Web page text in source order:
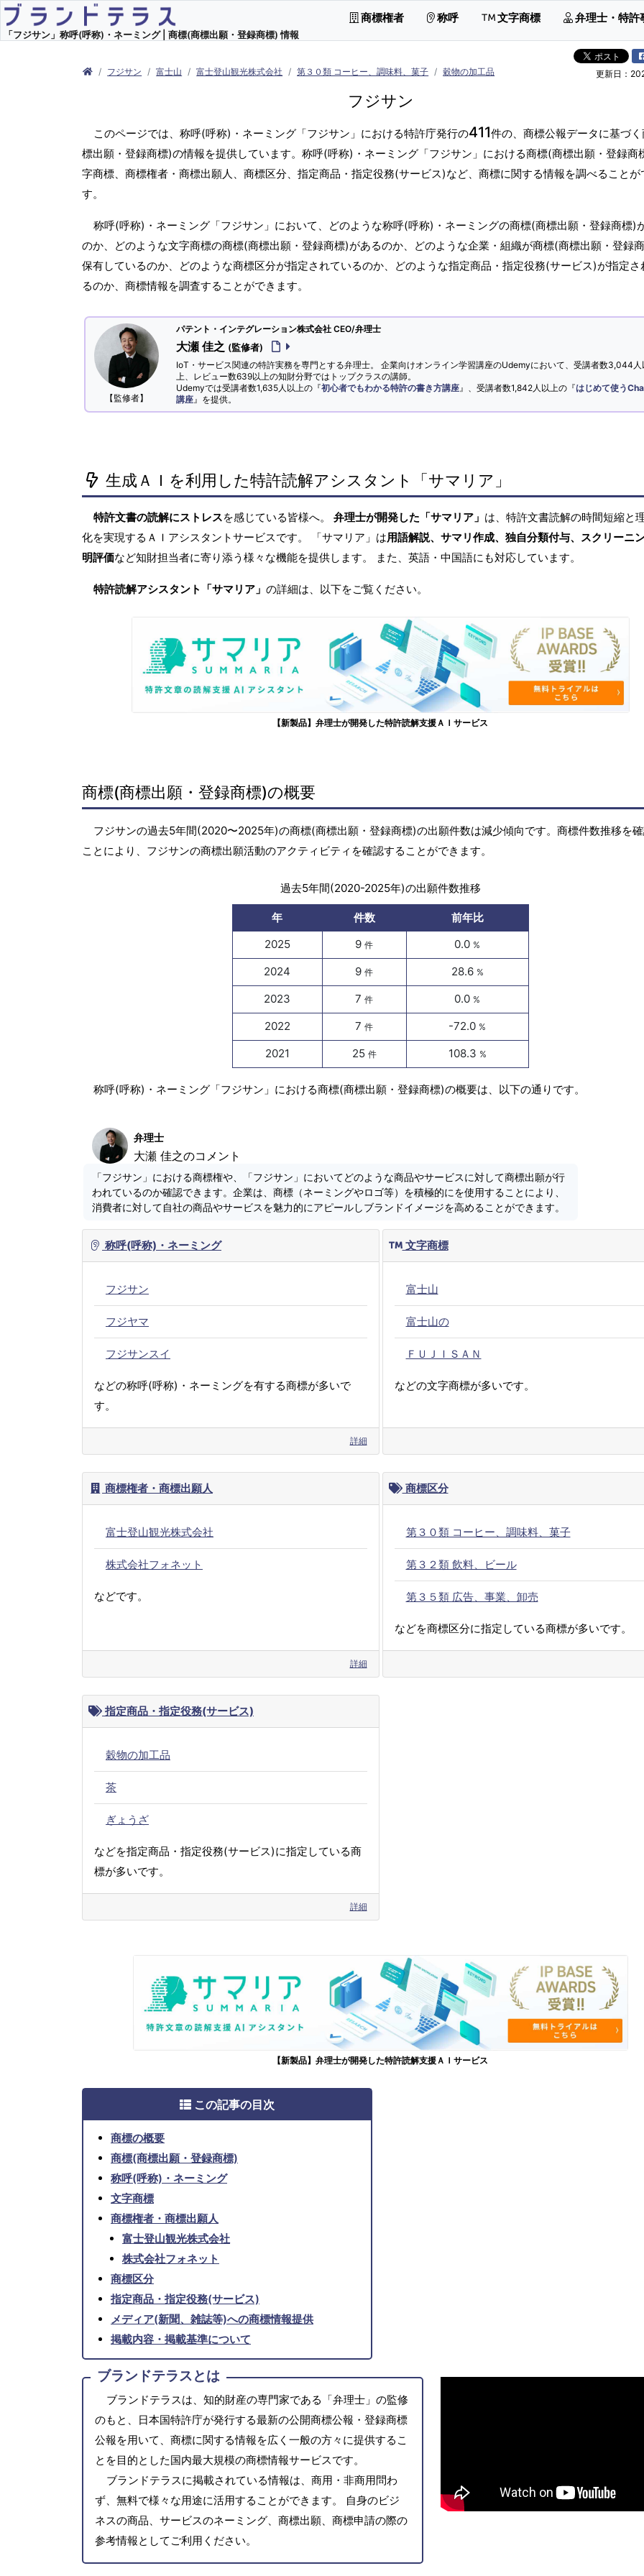
「フジサン」称呼(呼称)・ネーミング | 商標(商標出願・登録商標) 情報
商標権者 称呼 文字商標 弁理士・特許
フジサン 富士山 富士登山観光株式会社 第３０類 コーヒー、調味料、菓子 穀物の加工品 更新日：
フジサン
このページでは、称呼(呼称)・ネーミング「フジサン」における特許庁発行の411件の、商標公報データに基づ
標出願・登録商標)の情報を提供しています。称呼(呼称)・ネーミング「フジサン」における商標(商標出願・登録商
字商標、商標権者・商標出願人、商標区分、指定商品・指定役務(サービス)など、商標に関する情報を調べることが
す。
称呼(呼称)・ネーミング「フジサン」において、どのような称呼(呼称)・ネーミングの商標(商標出願・登録商標)
のか、どのような文字商標の商標(商標出願・登録商標)があるのか、どのような企業・組織が商標(商標出願・登録
保有しているのか、どのような商標区分が指定されているのか、どのような指定商品・指定役務(サービス)が指定さ
るのか、商標情報を調査することができます。
【監修者】
パテント・インテグレーション株式会社 CEO/弁理士
大瀬 佳之 (監修者)
IoT・サービス関連の特許実務を専門とする弁理士。 企業向けオンライン学習講座のUdemyにおいて、受講者数3,044人
上、レビュー数639以上の知財分野ではトップクラスの講師。
Udemyでは受講者数1,635人以上の『初心者でもわかる特許の書き方講座 』、受講者数1,842人以上の『はじめて使う
講座 』を提供。
生成ＡＩを利用した特許読解アシスタント「サマリア」
特許文書の読解にストレスを感じている皆様へ。 弁理士が開発した「サマリア」 は、特許文書読解の時間短縮と
化を実現するＡＩアシスタントサービスです。 「サマリア」は用語解説、サマリ作成、独自分類付与、スクリーニ
明評価など知財担当者に寄り添う様々な機能を提供します。 また、英語・中国語にも対応しています。
特許読解アシスタント「サマリア」 の詳細は、以下をご覧ください。
【新製品】弁理士が開発した特許読解支援ＡＩサービス
商標(商標出願・登録商標)の概要
フジサンの過去5年間(2020〜2025年)の商標(商標出願・登録商標)の出願件数は減少傾向です。商標件数推移を
ことにより、フジサンの商標出願活動のアクティビティを確認することができます。
過去5年間(2020-2025年)の出願件数推移
年 件数
前年比
2025
9件 0.0 %
2024 9件 28.6 %
2023 7件 0.0 %
2022 7件 -72.0 %
2021 25 件 108.3 %
称呼(呼称)・ネーミング「フジサン」における商標(商標出願・登録商標)の概要は、以下の通りです。
弁理士
大瀬 佳之のコメント
「フジサン」における商標権や、「フジサン」においてどのような商品やサービスに対して商標出願が行
われているのか確認できます。企業は、商標（ネーミングやロゴ等）を積極的にを使用することにより、
消費者に対して自社の商品やサービスを魅力的にアピールしブランドイメージを高めることができます。
称呼(呼称)・ネーミング
フジサン
フジヤマ
フジサンスイ
などの称呼(呼称)・ネーミングを有する商標が多いで
す。
詳細
文字商標
富士山
富士山の
ＦＵＪＩＳＡＮ
などの文字商標が多いです。
商標権者・商標出願人
富士登山観光株式会社
株式会社フォネット
などです。
詳細
商標区分
第３０類 コーヒー、調味料、菓子
第３２類 飲料、ビール
第３５類 広告、事業、卸売
などを商標区分に指定している商標が多いです。
指定商品・指定役務(サービス)
穀物の加工品
茶
ぎょうざ
などを指定商品・指定役務(サービス)に指定している商
標が多いです。
詳細
【新製品】弁理士が開発した特許読解支援ＡＩサービス
この記事の目次
商標の概要
商標(商標出願・登録商標)
称呼(呼称)・ネーミング
文字商標
商標権者・商標出願人
富士登山観光株式会社
株式会社フォネット
商標区分
指定商品・指定役務(サービス)
メディア(新聞、雑誌等)への商標情報提供
掲載内容・掲載基準について
ブランドテラスとは
ブランドテラスは、知的財産の専門家である「弁理士」の監修
のもと、日本国特許庁が発行する最新の公開商標公報・登録商標
公報を用いて、商標に関する情報を広く一般の方々に提供するこ
とを目的とした国内最大規模の商標情報サービスです。
ブランドテラスに掲載されている情報は、商用・非商用問わ
ず、無料で様々な用途に活用することができます。 自身のビジ
ネスの商品、サービスのネーミング、商標出願、商標申請の際の
参考情報としてご利用ください。